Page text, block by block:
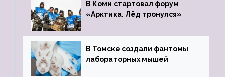
В Коми стартовал форум
«Арктика. Лёд тронулся»
В Томске создали фантомы
лабораторных мышей